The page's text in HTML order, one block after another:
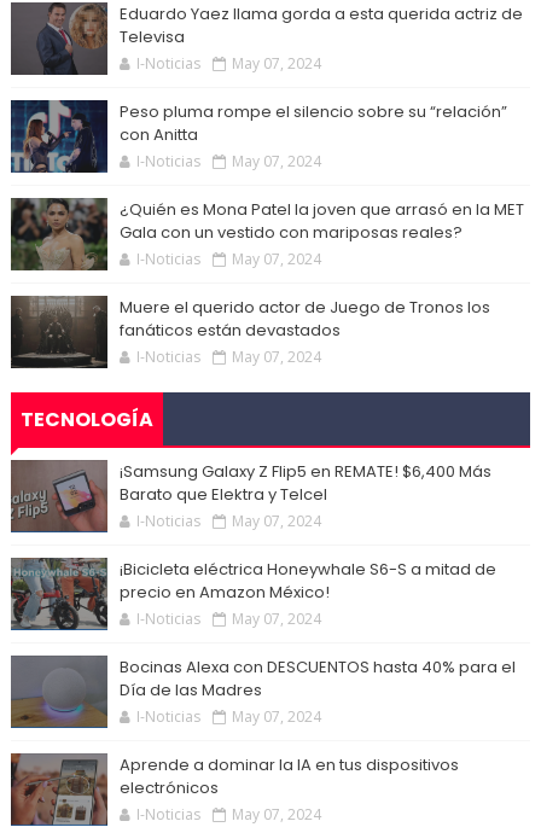
Eduardo Yaez llama gorda a esta querida actriz de
Televisa
I-Noticias May 07, 2024
Peso pluma rompe el silencio sobre su “relación”
con Anitta
I-Noticias May 07, 2024
¿Quién es Mona Patel la joven que arrasó en la MET
Gala con un vestido con mariposas reales?
I-Noticias May 07, 2024
Muere el querido actor de Juego de Tronos los
fanáticos están devastados
I-Noticias May 07, 2024
TECNOLOGÍA
¡Samsung Galaxy Z Flip5 en REMATE! $6,400 Más
Barato que Elektra y Telcel
I-Noticias May 07, 2024
¡Bicicleta eléctrica Honeywhale S6-S a mitad de
precio en Amazon México!
I-Noticias May 07, 2024
Bocinas Alexa con DESCUENTOS hasta 40% para el
Día de las Madres
I-Noticias May 07, 2024
Aprende a dominar la IA en tus dispositivos
electrónicos
I-Noticias May 07, 2024